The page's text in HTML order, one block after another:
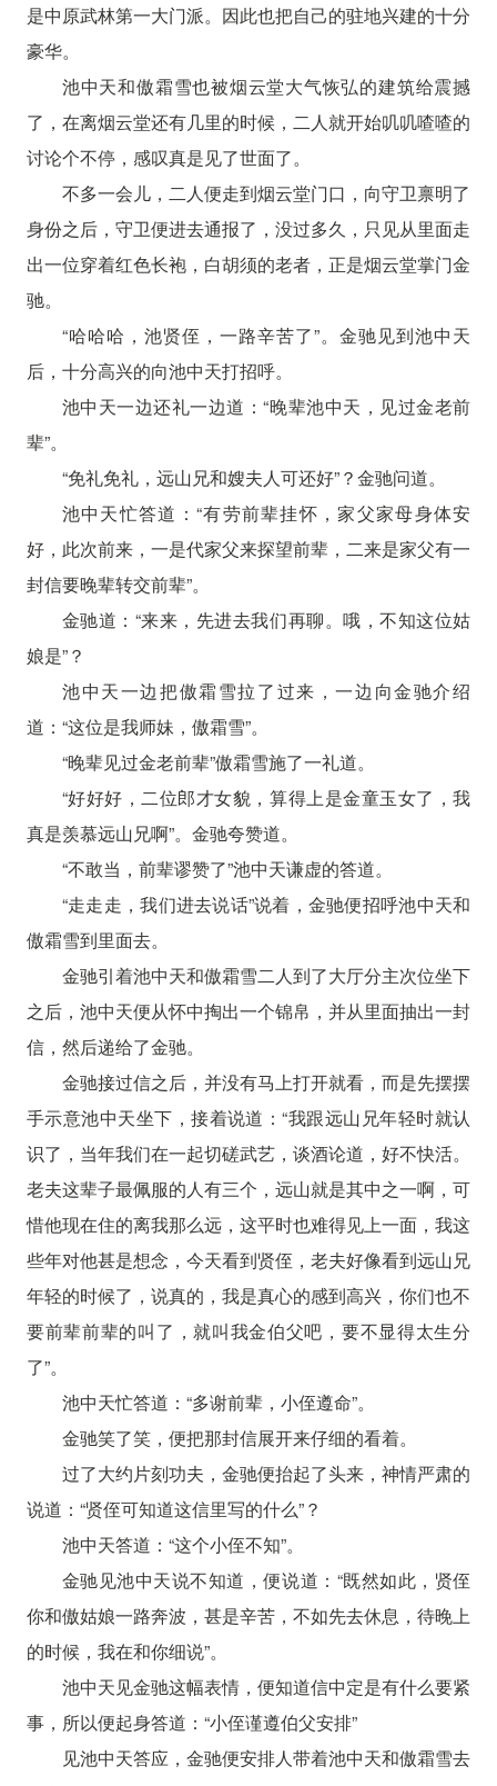
是中原武林第一大门派。因此也把自己的驻地兴建的十分
豪华。
池中天和傲霜雪也被烟云堂大气恢弘的建筑给震撼
了，在离烟云堂还有几里的时候，二人就开始叽叽喳喳的
讨论个不停，感叹真是见了世面了。
不多一会儿，二人便走到烟云堂门口，向守卫禀明了
身份之后，守卫便进去通报了，没过多久，只见从里面走
出一位穿着红色长袍，白胡须的老者，正是烟云堂掌门金
驰。
“哈哈哈，池贤侄，一路辛苦了”。金驰见到池中天
后，十分高兴的向池中天打招呼。
池中天一边还礼一边道：“晚辈池中天，见过金老前
辈”。
“免礼免礼，远山兄和嫂夫人可还好”？金驰问道。
池中天忙答道：“有劳前辈挂怀，家父家母身体安
好，此次前来，一是代家父来探望前辈，二来是家父有一
封信要晚辈转交前辈”。
金驰道：“来来，先进去我们再聊。哦，不知这位姑
娘是”？
池中天一边把傲霜雪拉了过来，一边向金驰介绍
道：“这位是我师妹，傲霜雪”。
“晚辈见过金老前辈”傲霜雪施了一礼道。
“好好好，二位郎才女貌，算得上是金童玉女了，我
真是羡慕远山兄啊”。金驰夸赞道。
“不敢当，前辈谬赞了”池中天谦虚的答道。
“走走走，我们进去说话”说着，金驰便招呼池中天和
傲霜雪到里面去。
金驰引着池中天和傲霜雪二人到了大厅分主次位坐下
之后，池中天便从怀中掏出一个锦帛，并从里面抽出一封
信，然后递给了金驰。
金驰接过信之后，并没有马上打开就看，而是先摆摆
手示意池中天坐下，接着说道：“我跟远山兄年轻时就认
识了，当年我们在一起切磋武艺，谈酒论道，好不快活。
老夫这辈子最佩服的人有三个，远山就是其中之一啊，可
惜他现在住的离我那么远，这平时也难得见上一面，我这
些年对他甚是想念，今天看到贤侄，老夫好像看到远山兄
年轻的时候了，说真的，我是真心的感到高兴，你们也不
要前辈前辈的叫了，就叫我金伯父吧，要不显得太生分
了”。
池中天忙答道：“多谢前辈，小侄遵命”。
金驰笑了笑，便把那封信展开来仔细的看着。
过了大约片刻功夫，金驰便抬起了头来，神情严肃的
说道：“贤侄可知道这信里写的什么”？
池中天答道：“这个小侄不知”。
金驰见池中天说不知道，便说道：“既然如此，贤侄
你和傲姑娘一路奔波，甚是辛苦，不如先去休息，待晚上
的时候，我在和你细说”。
池中天见金驰这幅表情，便知道信中定是有什么要紧
事，所以便起身答道：“小侄谨遵伯父安排”
见池中天答应，金驰便安排人带着池中天和傲霜雪去